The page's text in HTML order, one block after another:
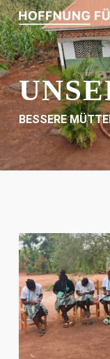
Skip
to
main
content
BESSERE
1